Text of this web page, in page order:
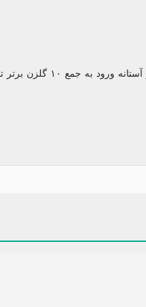
ام‌باپه با ۱۲ گل در مجموع دو دوره حضورش در جام جهانی (۲۰۱۸ و ۲۰۲۲)، به رکورد ۱۲